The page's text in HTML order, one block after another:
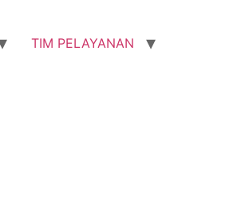
TIM PELAYANAN